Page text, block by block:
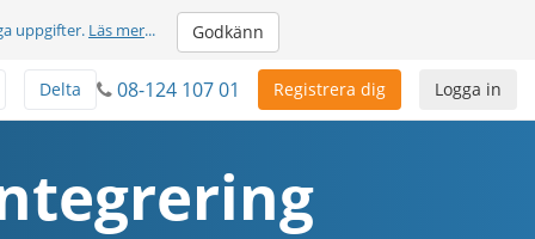
uppgifter. Läs mer... Godkänn
Logga in
Registrera dig
08-124 107 01
Delta